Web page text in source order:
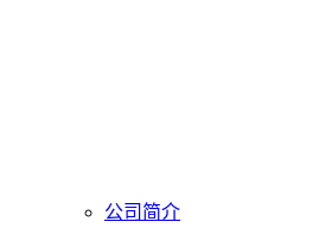
公司简介